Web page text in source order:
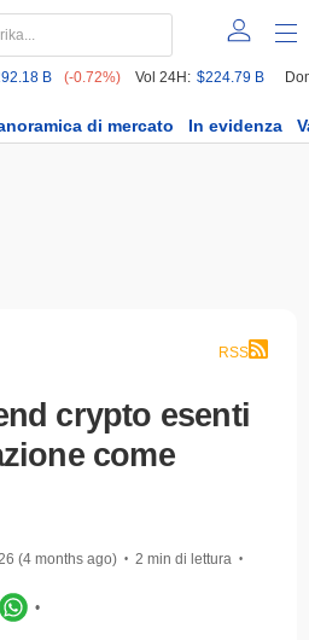
B (-0.72%) Vol 24H: $224.79 B
di mercato In evidenza
RSS
crypto esenti
come
(4 months ago) • 2 min di lettura •
•